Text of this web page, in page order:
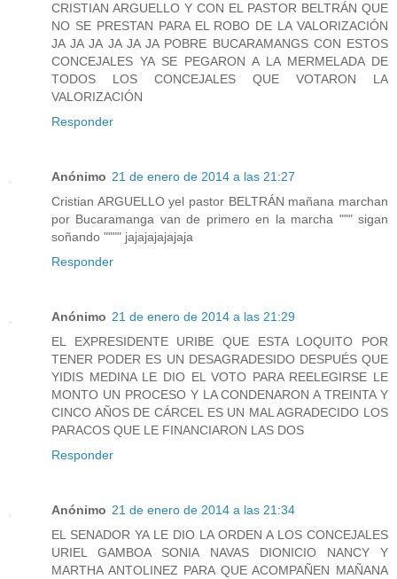
CRISTIAN ARGUELLO Y CON EL PASTOR BELTRÁN QUE
NO SE PRESTAN PARA EL ROBO DE LA VALORIZACIÓN
JA JA JA JA JA JA POBRE BUCARAMANGS CON ESTOS
CONCEJALES YA SE PEGARON A LA MERMELADA DE
TODOS LOS CONCEJALES QUE VOTARON LA
VALORIZACIÓN
Responder
Anónimo 21 de enero de 2014 a las 21:27
Cristian ARGUELLO yel pastor BELTRÁN mañana marchan
por Bucaramanga van de primero en la marcha """ sigan
soñando """" jajajajajajaja
Responder
Anónimo 21 de enero de 2014 a las 21:29
EL EXPRESIDENTE URIBE QUE ESTA LOQUITO POR
TENER PODER ES UN DESAGRADESIDO DESPUÉS QUE
YIDIS MEDINA LE DIO EL VOTO PARA REELEGIRSE LE
MONTO UN PROCESO Y LA CONDENARON A TREINTA Y
CINCO AÑOS DE CÁRCEL ES UN MAL AGRADECIDO LOS
PARACOS QUE LE FINANCIARON LAS DOS
Responder
Anónimo 21 de enero de 2014 a las 21:34
EL SENADOR YA LE DIO LA ORDEN A LOS CONCEJALES
URIEL GAMBOA SONIA NAVAS DIONICIO NANCY Y
MARTHA ANTOLINEZ PARA QUE ACOMPAÑEN MAÑANA